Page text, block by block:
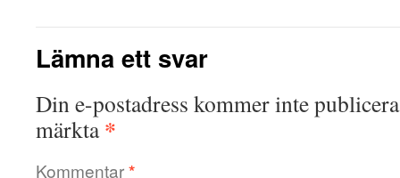
Lämna ett svar
Din e-postadress kommer inte
märkta*
Kommentar*